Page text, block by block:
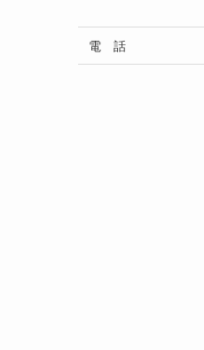
電 話